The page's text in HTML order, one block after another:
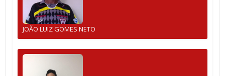
JOÃO LUIZ GOMES NETO